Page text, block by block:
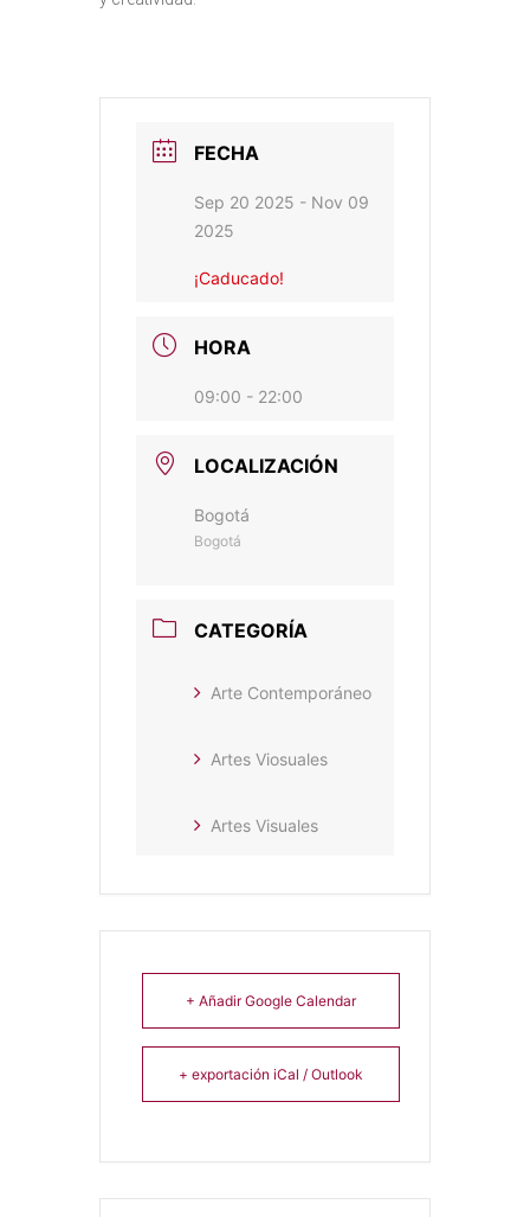
FECHA
Sep 20 2025 - Nov 09
2025
¡Caducado!
HORA
09:00 - 22:00
LOCALIZACIÓN
Bogotá
Bogotá
CATEGORÍA
Arte Contemporáneo
Artes Viosuales
Artes Visuales
+ Añadir Google Calendar
+ exportación iCal / Outlook